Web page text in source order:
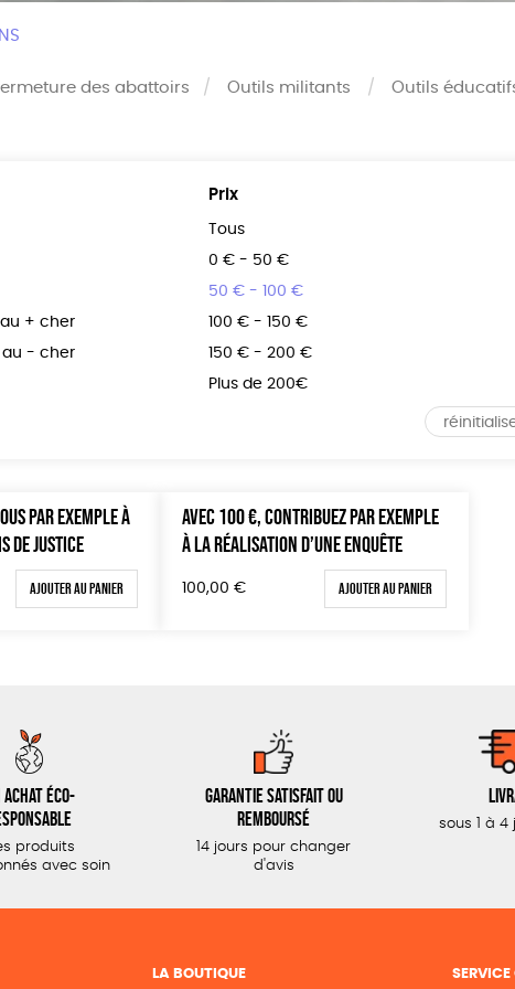
des abattoirs Outils militants Outils
+ cher
au - cher
Prix
Tous
0 € - 50 €
50 € - 100 €
100 € - 150 €
150 € - 200 €
Plus de 200€
PAR EXEMPLE À
DE JUSTICE
Ajouter au panier
AVEC 100 €, CONTRIBUEZ PAR EXEMPLE
À LA RÉALISATION D’UNE ENQUÊTE
100,00 € Ajouter au panier
achat éco-
produits
avec soin
Garantie satisfait ou
remboursé
14 jours pour changer
d'avis
sous 1 à 4
LA BOUTIQUE SERVICE